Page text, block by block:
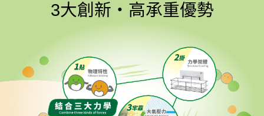
3大創新‧高承重優勢